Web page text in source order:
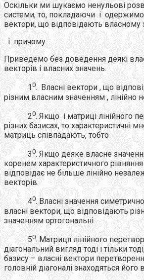
Оскільки ми шукаємо ненульові
системи, то, покладаючи і
вектори, що відповідають власному
і причому
Приведемо без доведення деякі
векторів і власних значень.
1 0. Власні вектори , що
різним власним значенням , лінійно
20. Якщо і матриці лінійного
різних базисах, то характеристичні
матриць співпадають, тобто
30. Якщо деяке власне
коренем характеристичного
відповідає не більше лінійно
векторів.
40. Власні значення
власні вектори, що відповідають
значенням ортогональні.
50. Матриця лінійного
діагональний вигляд тоді і тільки
базису – власні вектори
головній діагоналі знаходяться його